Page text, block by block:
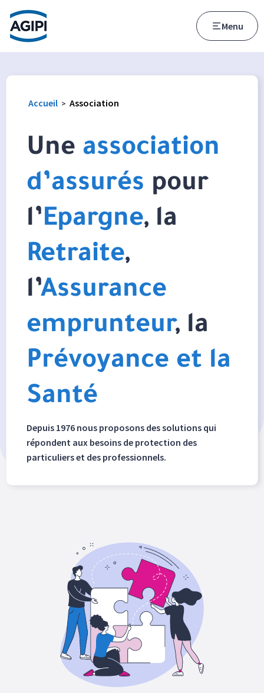
Accès au menu
Accès au contenu principal
Menu
Accueil > Association
Une association
d’assurés pour
l’Epargne, la
Retraite,
l’Assurance
emprunteur, la
Prévoyance et la
Santé
Depuis 1976 nous proposons des solutions qui
répondent aux besoins de protection des
particuliers et des professionnels.